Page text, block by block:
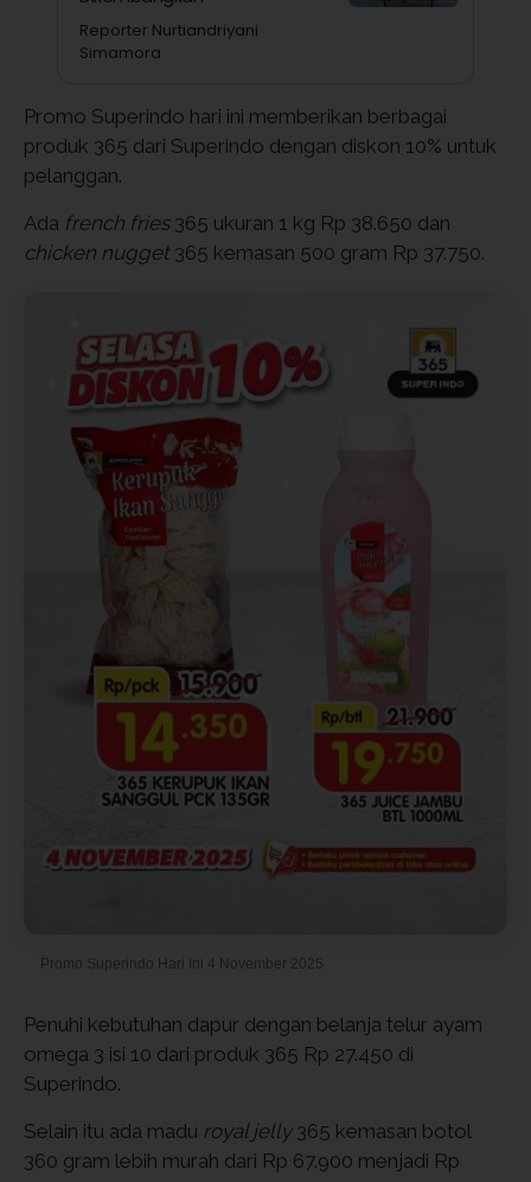
Reporter Nurtiandriyani
Simamora
Promo Superindo hari ini memberikan berbagai
produk 365 dari Superindo dengan diskon 10% untuk
pelanggan.
Ada french fries365 ukuran 1 kg Rp 38.650 dan
chicken nugget 365 kemasan 500 gram Rp 37.750.
Promo Superindo Hari Ini 4 November 2025
Penuhi kebutuhan dapur dengan belanja telur ayam
omega 3 isi 10 dari produk 365 Rp 27.450 di
Superindo.
Selain itu ada madu royal jelly365 kemasan botol
360 gram lebih murah dari Rp 67.900 menjadi Rp